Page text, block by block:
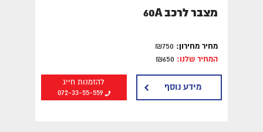
מצבר לרכב 60A
מחיר מחירון:
המחיר שלנו:
להזמנות חייג
072-33-55-559
מידע נוסף